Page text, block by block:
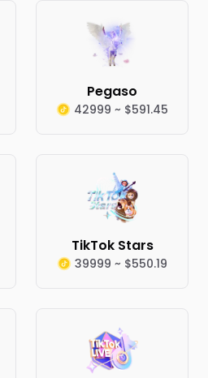
Pegaso
42999 ~ $591.45
TikTok Stars
39999 ~ $550.19